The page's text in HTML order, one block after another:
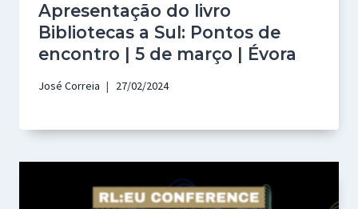
Apresentação do livro
Bibliotecas a Sul: Pontos de
encontro | 5 de março | Évora
José Correia 27/02/2024